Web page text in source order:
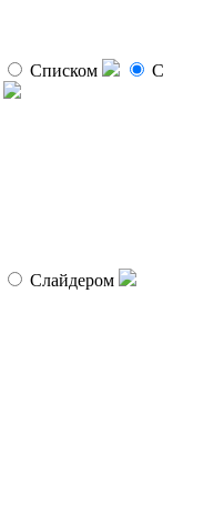
Списком
С
Слайдером